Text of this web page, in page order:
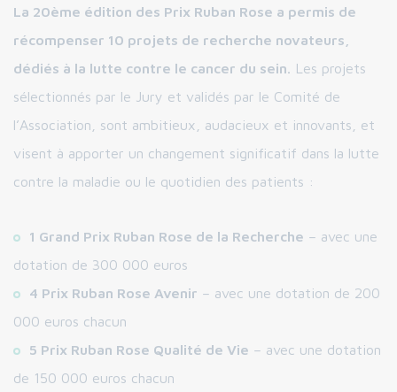
La 20ème édition des Prix Ruban Rose a permis de
récompenser 10 projets de recherche novateurs,
dédiés à la lutte contre le cancer du sein. Les projets
sélectionnés par le Jury et validés par le Comité de
l’Association, sont ambitieux, audacieux et innovants, et
visent à apporter un changement significatif dans la lutte
contre la maladie ou le quotidien des patients :
1 Grand Prix Ruban Rose de la Recherche – avec une
dotation de 300 000 euros
4 Prix Ruban Rose Avenir – avec une dotation de 200
000 euros chacun
5 Prix Ruban Rose Qualité de Vie – avec une dotation
de 150 000 euros chacun